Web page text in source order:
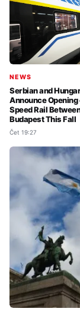
NEWS
Serbian and
Announce Opening
Speed Rail
Budapest This Fall
Čet 19:27